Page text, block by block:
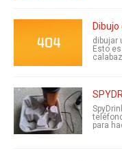
dibujar
Esto
para